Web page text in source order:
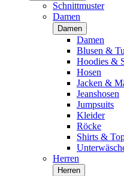
Schnittmuster
Damen
Damen
Damen
Blusen &
Hoodies &
Hosen
Jacken &
Jeanshosen
Jumpsuits
Kleider
Röcke
Shirts &
Herren
Herren